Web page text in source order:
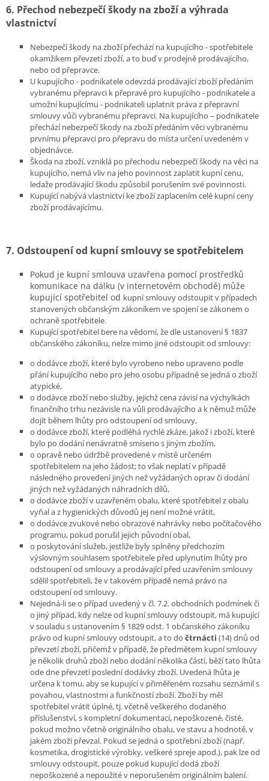
6. Přechod nebezpečí škody na zboží a výhrada
vlastnictví
Nebezpečí škody na zboží přechází na kupujícího - spotřebitele
okamžikem převzetí zboží, a to buď v prodejně prodávajícího,
nebo od přepravce.
U kupujícího - podnikatele odevzdá prodávající zboží předáním
vybranému přepravci k přepravě pro kupujícího - podnikatele a
umožní kupujícímu - podnikateli uplatnit práva z přepravní
smlouvy vůči vybranému přepravci. Na kupujícího – podnikatele
přechází nebezpečí škody na zboží předáním věci vybranému
prvnímu přepravci pro přepravu do místa určení uvedeném v
objednávce.
Škoda na zboží, vzniklá po přechodu nebezpečí škody na věci na
kupujícího, nemá vliv na jeho povinnost zaplatit kupní cenu,
ledaže prodávající škodu způsobil porušením své povinnosti.
Kupující nabývá vlastnictví ke zboží zaplacením celé kupní ceny
zboží prodávajícímu.
7. Odstoupení od kupní smlouvy se spotřebitelem
Pokud je kupní smlouva uzavřena pomocí prostředků
komunikace na dálku (v internetovém obchodě) může
kupující spotřebitel od kupní smlouvy odstoupit v případech
stanovených občanským zákoníkem ve spojení se zákonem o
ochraně spotřebitele.
Kupující spotřebitel bere na vědomí, že dle ustanovení § 1837
občanského zákoníku, nelze mimo jiné odstoupit od smlouvy:
o dodávce zboží, které bylo vyrobeno nebo upraveno podle
přání kupujícího nebo pro jeho osobu případně se jedná o zboží
atypické,
o dodávce zboží nebo služby, jejichž cena závisí na výchylkách
finančního trhu nezávisle na vůli prodávajícího a k němuž může
dojít během lhůty pro odstoupení od smlouvy,
o dodávce zboží, které podléhá rychlé zkáze, jakož i zboží, které
bylo po dodání nenávratně smíseno s jiným zbožím,
o opravě nebo údržbě provedené v místě určeném
spotřebitelem na jeho žádost; to však neplatí v případě
následného provedení jiných než vyžádaných oprav či dodání
jiných než vyžádaných náhradních dílů,
o dodávce zboží v uzavřeném obalu, které spotřebitel z obalu
vyňal a z hygienických důvodů jej není možné vrátit,
o dodávce zvukové nebo obrazové nahrávky nebo počítačového
programu, pokud porušil jejich původní obal,
o poskytování služeb, jestliže byly splněny předchozím
výslovným souhlasem spotřebitele před uplynutím lhůty pro
odstoupení od smlouvy a prodávající před uzavřením smlouvy
sdělil spotřebiteli, že v takovém případě nemá právo na
odstoupení od smlouvy.
Nejedná-li se o případ uvedený v čl. 7.2. obchodních podmínek či
o jiný případ, kdy nelze od kupní smlouvy odstoupit, má kupující
v souladu s ustanovením § 1829 odst. 1 občanského zákoníku
právo od kupní smlouvy odstoupit, a to do čtrnácti (14) dnů od
převzetí zboží, přičemž v případě, že předmětem kupní smlouvy
je několik druhů zboží nebo dodání několika částí, běží tato lhůta
ode dne převzetí poslední dodávky zboží. Uvedená lhůta je
určena k tomu, aby se kupující v přiměřeném rozsahu seznámil s
povahou, vlastnostmi a funkčností zboží. Zboží by měl
spotřebitel vrátit úplné, tj. včetně veškerého dodaného
příslušenství, s kompletní dokumentací, nepoškozené, čisté,
pokud možno včetně originálního obalu, ve stavu a hodnotě, v
jakém zboží převzal. Pokud se jedná o spotřební zboží (např.
kosmetika, drogistické výrobky, veškeré spreje apod.), pak lze od
smlouvy odstoupit, pouze pokud kupující dodá zboží
nepoškozené a nepoužité v neporušeném originálním balení.